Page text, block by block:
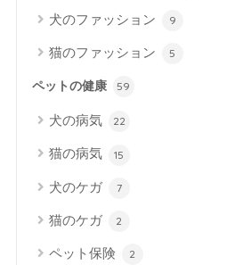
犬のファッション 9
猫のファッション 5
ペットの健康 59
犬の病気 22
猫の病気 15
犬のケガ 7
猫のケガ 2
ペット保険 2